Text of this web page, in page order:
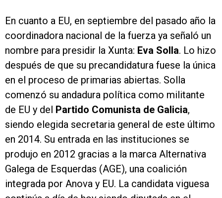
En cuanto a EU, en septiembre del pasado año la
coordinadora nacional de la fuerza ya señaló un
nombre para presidir la Xunta: Eva Solla. Lo hizo
después de que su precandidatura fuese la única
en el proceso de primarias abiertas. Solla
comenzó su andadura política como militante
de EU y del Partido Comunista de Galicia,
siendo elegida secretaria general de este último
en 2014. Su entrada en las instituciones se
produjo en 2012 gracias a la marca Alternativa
Galega de Esquerdas (AGE), una coalición
integrada por Anova y EU. La candidata viguesa